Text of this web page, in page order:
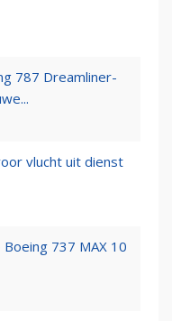
787 Dreamliner-
vlucht uit dienst
737 MAX 10